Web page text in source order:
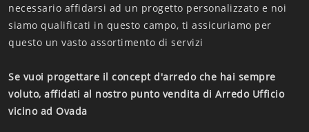
necessario affidarsi ad un progetto personalizzato e noi
siamo qualificati in questo campo, ti assicuriamo per
questo un vasto assortimento di servizi
Se vuoi progettare il concept d'arredo che hai sempre
voluto, affidati al nostro punto vendita di Arredo Ufficio
vicino ad Ovada